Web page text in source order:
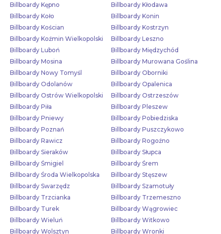
Billboardy Kępno
Billboardy Kłodawa
Billboardy Koło
Billboardy Konin
Billboardy Kościan
Billboardy Kostrzyn
Billboardy Koźmin Wielkopolski
Billboardy Leszno
Billboardy Luboń
Billboardy Międzychód
Billboardy Mosina
Billboardy Murowana Goślina
Billboardy Nowy Tomyśl
Billboardy Oborniki
Billboardy Odolanów
Billboardy Opalenica
Billboardy Ostrów Wielkopolski
Billboardy Ostrzeszów
Billboardy Piła
Billboardy Pleszew
Billboardy Pniewy
Billboardy Pobiedziska
Billboardy Poznań
Billboardy Puszczykowo
Billboardy Rawicz
Billboardy Rogoźno
Billboardy Sieraków
Billboardy Słupca
Billboardy Śmigiel
Billboardy Śrem
Billboardy Środa Wielkopolska
Billboardy Stęszew
Billboardy Swarzędz
Billboardy Szamotuły
Billboardy Trzcianka
Billboardy Trzemeszno
Billboardy Turek
Billboardy Wągrowiec
Billboardy Wieluń
Billboardy Witkowo
Billboardy Wolsztyn
Billboardy Wronki